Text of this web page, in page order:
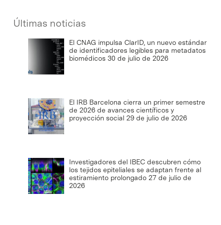
Últimas noticias
El CNAG impulsa ClarID, un nuevo estándar
de identificadores legibles para metadatos
biomédicos 30 de julio de 2026
El IRB Barcelona cierra un primer semestre
de 2026 de avances científicos y
proyección social 29 de julio de 2026
Investigadores del IBEC descubren cómo
los tejidos epiteliales se adaptan frente al
estiramiento prolongado 27 de julio de
2026